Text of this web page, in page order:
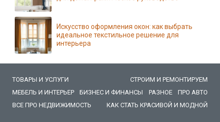
Искусство оформления окон: как выбрать
идеальное текстильное решение для
интерьера
ТОВАРЫ И УСЛУГИ
СТРОИМ И РЕМОНТИРУЕМ
МЕБЕЛЬ И ИНТЕРЬЕР
БИЗНЕС И ФИНАНСЫ РАЗНОЕ
ПРО АВТО
ВСЕ ПРО НЕДВИЖИМОСТЬ
КАК СТАТЬ КРАСИВОЙ И МОДНОЙ